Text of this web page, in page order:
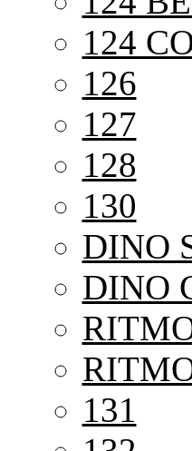
124
126
127
128
130
DINO
DINO
131